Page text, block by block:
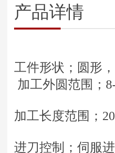
产品详情
工件形状；圆形
加工外圆范围；
加工长度范围；
进刀控制；伺服